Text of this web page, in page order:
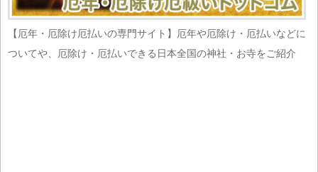
【厄年・厄除け厄払いの専門サイト】厄年や厄除け・厄払いなどに
ついてや、厄除け・厄払いできる日本全国の神社・お寺をご紹介